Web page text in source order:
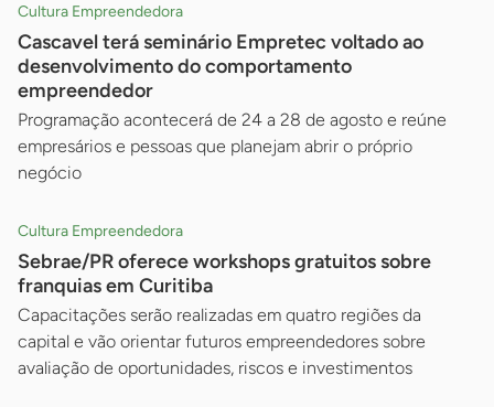
Cultura Empreendedora
Cascavel terá seminário Empretec voltado ao
desenvolvimento do comportamento
empreendedor
Programação acontecerá de 24 a 28 de agosto e reúne
empresários e pessoas que planejam abrir o próprio
negócio
Cultura Empreendedora
Sebrae/PR oferece workshops gratuitos sobre
franquias em Curitiba
Capacitações serão realizadas em quatro regiões da
capital e vão orientar futuros empreendedores sobre
avaliação de oportunidades, riscos e investimentos